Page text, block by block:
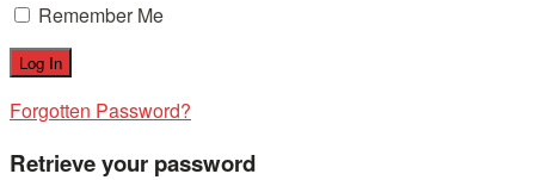
Remember Me
Forgotten Password?
Retrieve your password